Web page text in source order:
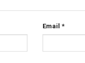
Email *